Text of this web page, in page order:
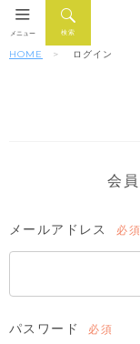
検索
メニュー
HOME ログイン
会
メールアドレス
須)
パスワード